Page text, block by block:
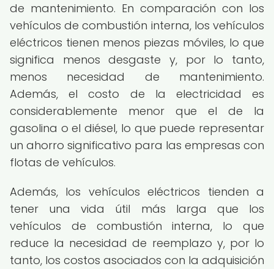
de mantenimiento. En comparación con los
vehículos de combustión interna, los vehículos
eléctricos tienen menos piezas móviles, lo que
significa menos desgaste y, por lo tanto,
menos necesidad de mantenimiento.
Además, el costo de la electricidad es
considerablemente menor que el de la
gasolina o el diésel, lo que puede representar
un ahorro significativo para las empresas con
flotas de vehículos.
Además, los vehículos eléctricos tienden a
tener una vida útil más larga que los
vehículos de combustión interna, lo que
reduce la necesidad de reemplazo y, por lo
tanto, los costos asociados con la adquisición